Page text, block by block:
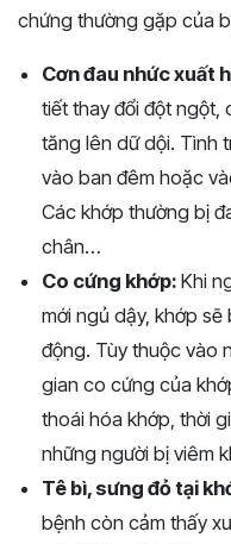
chứng thường gặp của
Cơn đau nhức xuất
tiết thay đổi đột ngột,
tăng lên dữ dội. Tình
vào ban đêm hoặc
Các khớp thường bị
chân…
Co cứng khớp: Khi
mới ngủ dậy, khớp
động. Tùy thuộc vào
gian co cứng của
thoái hóa khớp, thời
những người bị viêm
Tê bì, sưng đỏ tại
bệnh còn cảm thấy